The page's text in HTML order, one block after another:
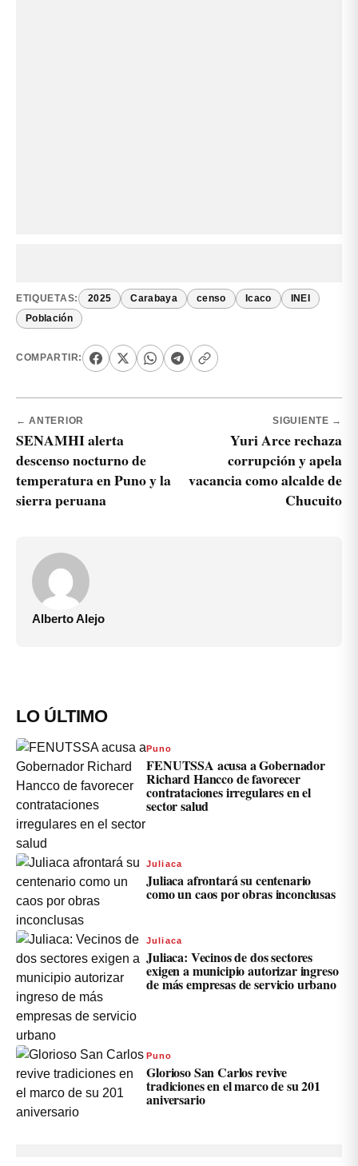
ETIQUETAS: 2025 Carabaya censo Icaco INEI
Población
COMPARTIR:
← ANTERIOR
SENAMHI alerta
descenso nocturno de
temperatura en Puno y la
sierra peruana
SIGUIENTE →
Yuri Arce rechaza
corrupción y apela
vacancia como alcalde de
Chucuito
Alberto Alejo
LO ÚLTIMO
Puno
FENUTSSA acusa a Gobernador
Richard Hancco de favorecer
contrataciones irregulares en el
sector salud
Juliaca
Juliaca afrontará su centenario
como un caos por obras inconclusas
Juliaca
Juliaca: Vecinos de dos sectores
exigen a municipio autorizar ingreso
de más empresas de servicio urbano
Puno
Glorioso San Carlos revive
tradiciones en el marco de su 201
aniversario